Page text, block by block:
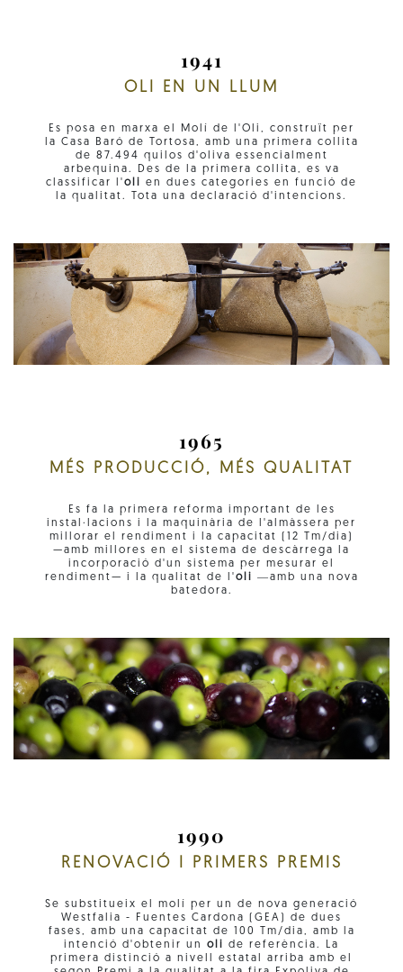
1941
OLI EN UN LLUM
Es posa en marxa el Molí de l'Oli, construït per
la Casa Baró de Tortosa, amb una primera collita
de 87.494 quilos d'oliva essencialment
arbequina. Des de la primera collita, es va
classificar l'oli en dues categories en funció de
la qualitat. Tota una declaració d'intencions.
1965
MÉS PRODUCCIÓ, MÉS QUALITAT
Es fa la primera reforma important de les
instal·lacions i la maquinària de l'almàssera per
millorar el rendiment i la capacitat (12 Tm/dia)
—amb millores en el sistema de descàrrega la
incorporació d'un sistema per mesurar el
rendiment— i la qualitat de l'oli ―amb una nova
batedora.
1990
RENOVACIÓ I PRIMERS PREMIS
Se substitueix el molí per un de nova generació
Westfalia - Fuentes Cardona (GEA) de dues
fases, amb una capacitat de 100 Tm/dia, amb la
intenció d'obtenir un oli de referència. La
primera distinció a nivell estatal arriba amb el